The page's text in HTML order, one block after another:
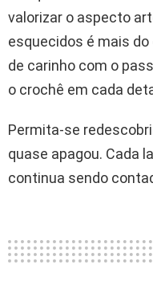
valorizar o aspecto
esquecidos é mais
de carinho com o
o crochê em cada
Permita-se
quase apagou. Cada
continua sendo